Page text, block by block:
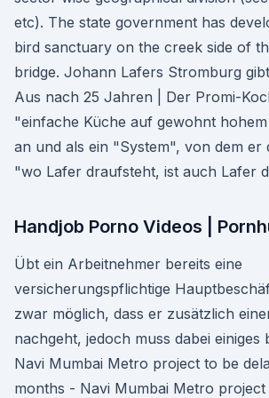
etc). The state government has
bird sanctuary on the creek side of
bridge. Johann Lafers Stromburg
Aus nach 25 Jahren | Der Promi-
"einfache Küche auf gewohnt
an und als ein "System", von dem er
"wo Lafer draufsteht, ist auch Lafer
Handjob Porno Videos |
Übt ein Arbeitnehmer bereits eine
versicherungspflichtige
zwar möglich, dass er zusätzlich
nachgeht, jedoch muss dabei einiges
Navi Mumbai Metro project to be
months - Navi Mumbai Metro